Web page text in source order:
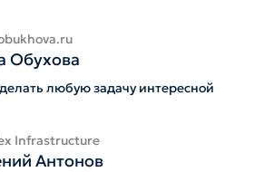
Обухова
любую задачу интересной
Infrastructure
Антонов